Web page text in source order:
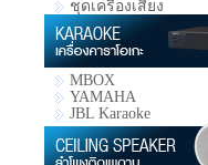
ชุดเครื่องเสียง
MBOX
YAMAHA
JBL Karaoke